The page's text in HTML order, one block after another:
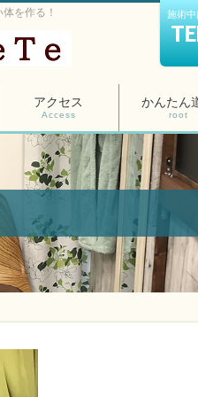
を作る！ 施術
アクセス
Access
かんたん
root